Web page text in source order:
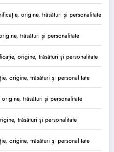
origine, trăsături și personalitate
trăsături și personalitate
origine, trăsături și personalitate
origine, trăsături și personalitate
origine, trăsături și personalitate
trăsături și personalitate
origine, trăsături și personalitate